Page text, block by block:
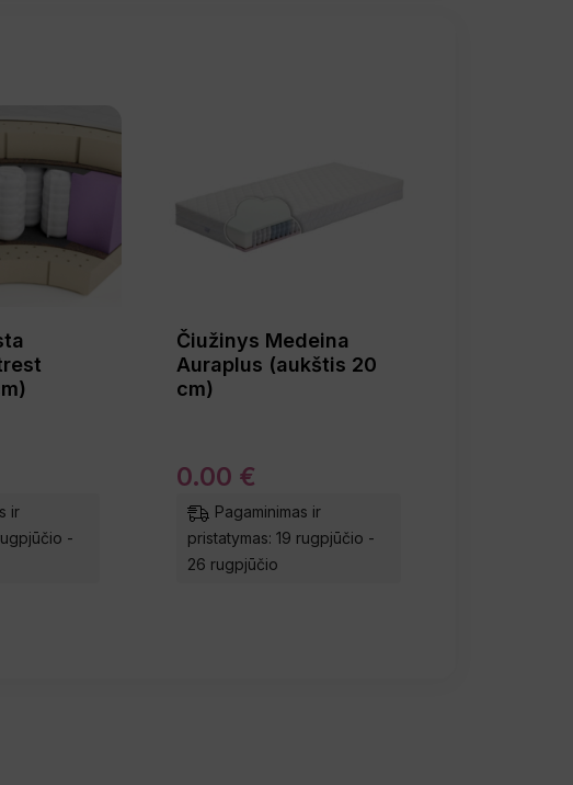
ir
-
Čiužinys Medeina
Auraplus (aukštis 20
cm)
0.00 €
Pagaminimas ir
pristatymas: 19 rugpjūčio -
26 rugpjūčio